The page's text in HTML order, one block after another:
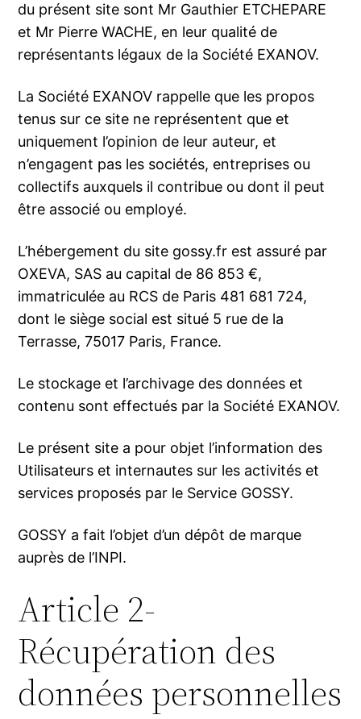
du présent site sont Mr Gauthier ETCHEPARE
et Mr Pierre WACHE, en leur qualité de
représentants légaux de la Société EXANOV.
La Société EXANOV rappelle que les propos
tenus sur ce site ne représentent que et
uniquement l’opinion de leur auteur, et
n’engagent pas les sociétés, entreprises ou
collectifs auxquels il contribue ou dont il peut
être associé ou employé.
L’hébergement du site gossy.fr est assuré par
OXEVA, SAS au capital de 86 853 €,
immatriculée au RCS de Paris 481 681 724,
dont le siège social est situé 5 rue de la
Terrasse, 75017 Paris, France.
Le stockage et l’archivage des données et
contenu sont effectués par la Société EXANOV.
Le présent site a pour objet l’information des
Utilisateurs et internautes sur les activités et
services proposés par le Service GOSSY.
GOSSY a fait l’objet d’un dépôt de marque
auprès de l’INPI.
Article 2-
Récupération des
données personnelles